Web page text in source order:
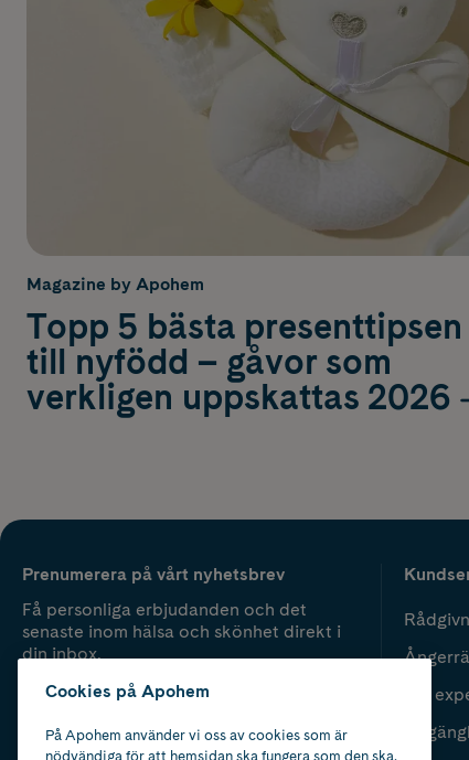
Magazine by Apohem
Topp 5 bästa presenttipsen
till nyfödd – gåvor som
verkligen uppskattas 2026
Prenumerera på vårt nyhetsbrev
Få personliga erbjudanden och det
senaste inom hälsa och skönhet direkt i
din inbox.
Vår
Cookies på Apohem
På Apohem använder vi oss av cookies som är
nödvändiga för att hemsidan ska fungera som den ska.